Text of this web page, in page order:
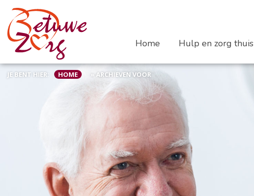
Home Hulp en zorg thuis
JE BENT HIER: HOME » ARCHIEVEN VOOR